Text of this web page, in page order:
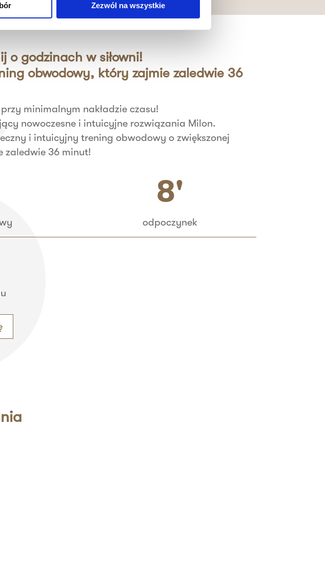
Zezwól na wszystkie
o godzinach w siłowni!
obwodowy, który zajmie zaledwie 36
minimalnym nakładzie czasu!
nowoczesne i intuicyjne rozwiązania Milon.
i intuicyjny trening obwodowy o zwiększonej
zaledwie 36 minut!
8'
odpoczynek